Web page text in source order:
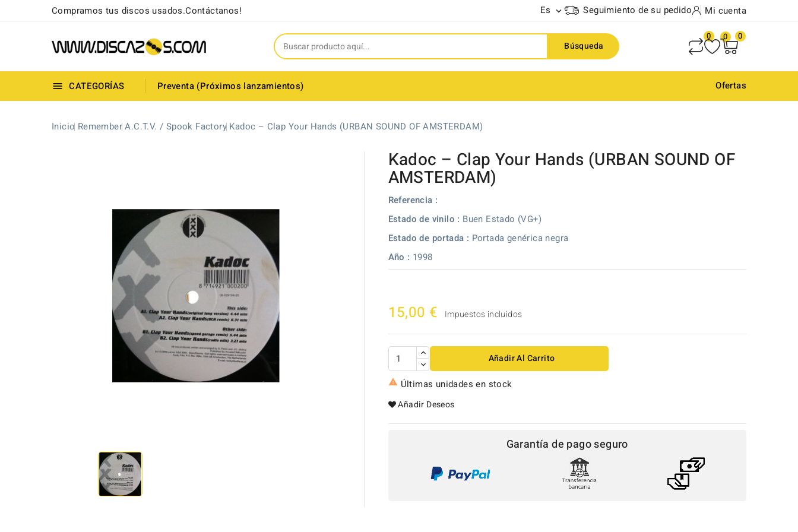
Compramos tus discos usados.Contáctanos! Es  Seguimiento de su pedido Mi cuenta
Búsqueda
0 0 0
 CATEGORÍAS Preventa (Próximos lanzamientos) Ofertas
Inicio Remember A.C.T.V. / Spook Factory Kadoc – Clap Your Hands (URBAN SOUND OF AMSTERDAM)
Kadoc – Clap Your Hands (URBAN SOUND OF
AMSTERDAM)
Referencia :
Estado de vinilo : Buen Estado (VG+)
Estado de portada : Portada genérica negra
Año : 1998
15,00 € Impuestos incluidos
Añadir Al Carrito
 Últimas unidades en stock
Añadir Deseos
Garantía de pago seguro